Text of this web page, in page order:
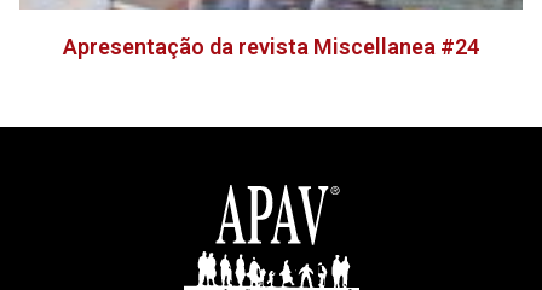
Apresentação da revista Miscellanea #24